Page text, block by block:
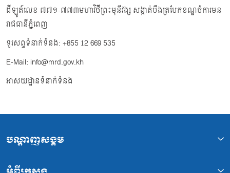
ដីឡូត៍លេខ ៧៧១-៧៧៣មហាវិថីព្រះមុនីវង្ស សង្កាត់បឹងត្របែកខណ្ឌចំការមន
រាជធានីភ្នំពេញ
ទូរសព្ទទំនាក់ទំនង: +855 12 669 535
E-Mail: info@mrd.gov.kh
អាសយដ្ឋានទំនាក់ទំនង
បណ្ដាញសង្គម